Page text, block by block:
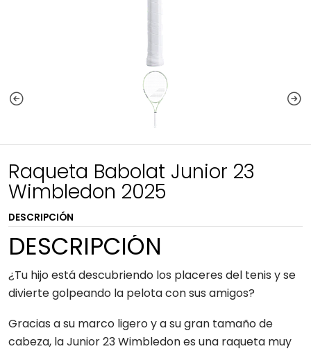
Raqueta Babolat Junior 23
Wimbledon 2025
DESCRIPCIÓN
DESCRIPCIÓN
¿Tu hijo está descubriendo los placeres del tenis y se
divierte golpeando la pelota con sus amigos?
Gracias a su marco ligero y a su gran tamaño de
cabeza, la Junior 23 Wimbledon es una raqueta muy